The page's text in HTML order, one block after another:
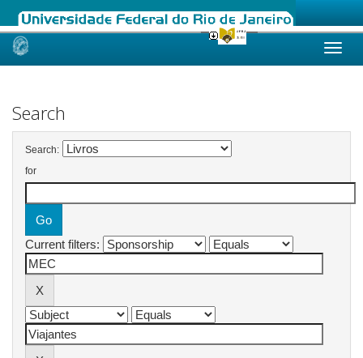
Skip
Search
Search:
for
Current filters: